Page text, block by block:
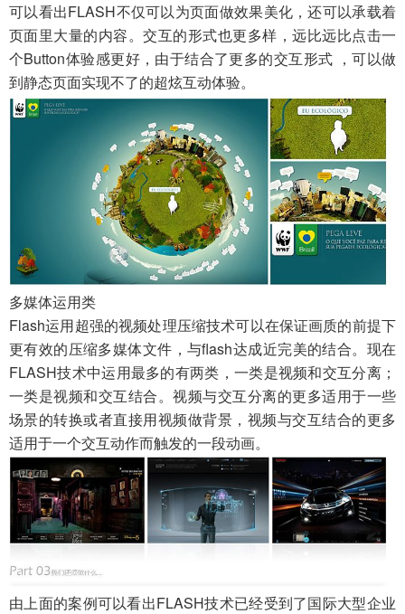
可以看出FLASH不仅可以为页面做效果美化，还可以承载着
页面里大量的内容。交互的形式也更多样，远比远比点击一
个Button体验感更好，由于结合了更多的交互形式 ，可以做
到静态页面实现不了的超炫互动体验。
多媒体运用类
Flash运用超强的视频处理压缩技术可以在保证画质的前提下
更有效的压缩多媒体文件，与flash达成近完美的结合。现在
FLASH技术中运用最多的有两类，一类是视频和交互分离；
一类是视频和交互结合。视频与交互分离的更多适用于一些
场景的转换或者直接用视频做背景，视频与交互结合的更多
适用于一个交互动作而触发的一段动画。
由上面的案例可以看出FLASH技术已经受到了国际大型企业